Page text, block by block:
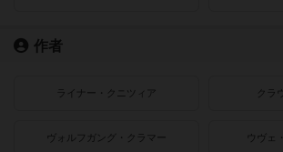
作者
ライナー・クニツィア クラ
ヴォルフガング・クラマー ウヴェ